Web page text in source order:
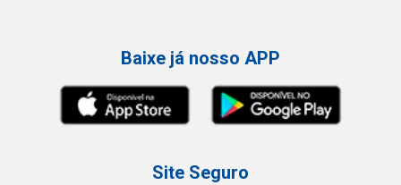
Baixe já nosso APP
Site Seguro